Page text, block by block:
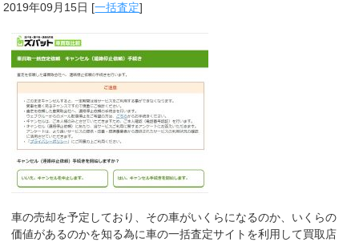
2019年09月15日 [一括査定]
車の売却を予定しており、その車がいくらになるのか、いくらの
価値があるのかを知る為に車の一括査定サイトを利用して買取店